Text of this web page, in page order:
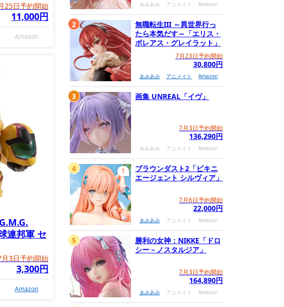
25日予約開始
11,000円
Amazon
連邦軍 セ
3日予約開始
3,300円
Amazon
あみあみ アニメイト Amazon
無職転生III ～異世界行っ
たら本気だす～「エリス・
ボレアス・グレイラット」
7月23日予約開始
30,800円
あみあみ アニメイト Amazon
2
画集 UNREAL「イヴ」
7月3日予約開始
136,290円
あみあみ アニメイト Amazon
3
ブラウンダスト2「ビキニ
エージェント シルヴィア」
7月6日予約開始
22,000円
あみあみ アニメイト Amazon
1
4
勝利の女神：NIKKE「ドロ
シー－ノスタルジア」
7月3日予約開始
164,890円
あみあみ アニメイト Amazon
5